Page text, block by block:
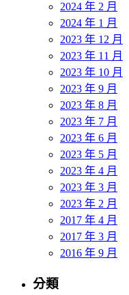
2024 年 2 月
2024 年 1 月
2023 年 12 月
2023 年 11 月
2023 年 10 月
2023 年 9 月
2023 年 8 月
2023 年 7 月
2023 年 6 月
2023 年 5 月
2023 年 4 月
2023 年 3 月
2023 年 2 月
2017 年 4 月
2017 年 3 月
2016 年 9 月
分類